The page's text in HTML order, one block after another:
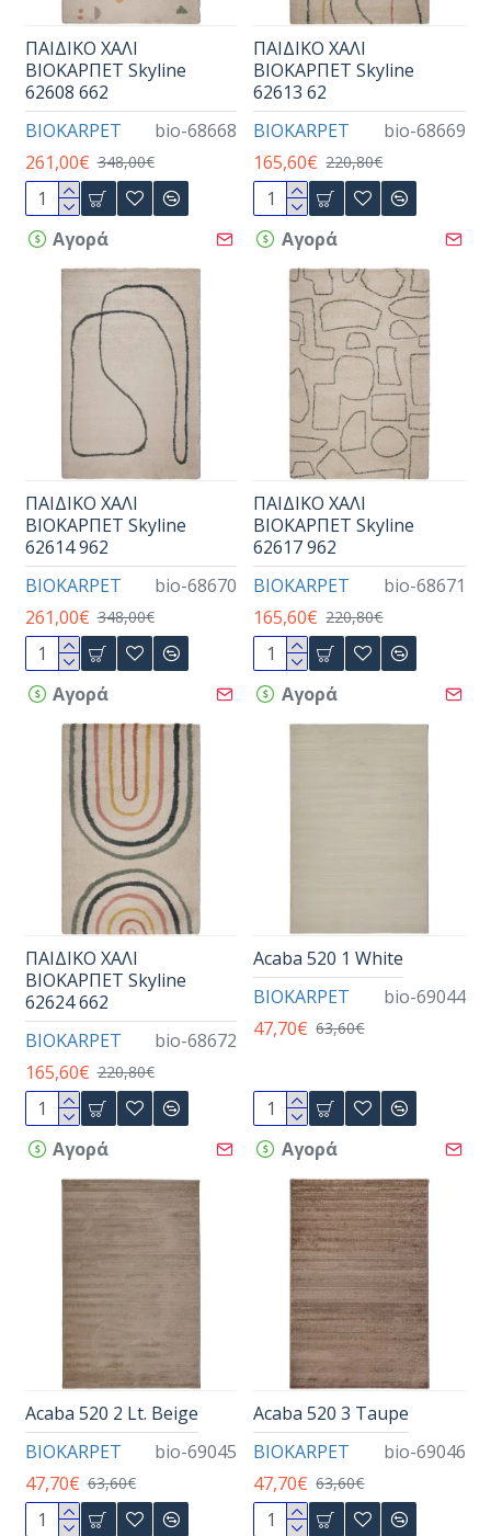
BIOKARPET bio-68668
ΠΑΙΔΙΚΟ ΧΑΛΙ
ΒΙΟΚΑΡΠΕΤ Skyline
62608 662
261,00€ 348,00€
Αγορά
BIOKARPET bio-68669
ΠΑΙΔΙΚΟ ΧΑΛΙ
ΒΙΟΚΑΡΠΕΤ Skyline
62613 62
165,60€ 220,80€
Αγορά
BIOKARPET bio-68670
ΠΑΙΔΙΚΟ ΧΑΛΙ
ΒΙΟΚΑΡΠΕΤ Skyline
62614 962
261,00€ 348,00€
Αγορά
BIOKARPET bio-68671
ΠΑΙΔΙΚΟ ΧΑΛΙ
ΒΙΟΚΑΡΠΕΤ Skyline
62617 962
165,60€ 220,80€
Αγορά
BIOKARPET bio-68672
ΠΑΙΔΙΚΟ ΧΑΛΙ
ΒΙΟΚΑΡΠΕΤ Skyline
62624 662
165,60€ 220,80€
Αγορά
BIOKARPET bio-69044
Acaba 520 1 White
47,70€ 63,60€
Αγορά
BIOKARPET bio-69045
Acaba 520 2 Lt. Beige
47,70€ 63,60€
BIOKARPET bio-69046
Acaba 520 3 Taupe
47,70€ 63,60€